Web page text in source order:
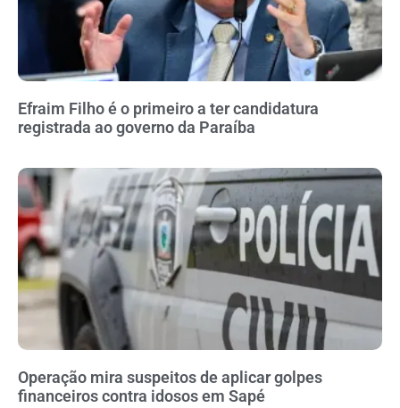
Efraim Filho é o primeiro a ter candidatura
registrada ao governo da Paraíba
Operação mira suspeitos de aplicar golpes
financeiros contra idosos em Sapé